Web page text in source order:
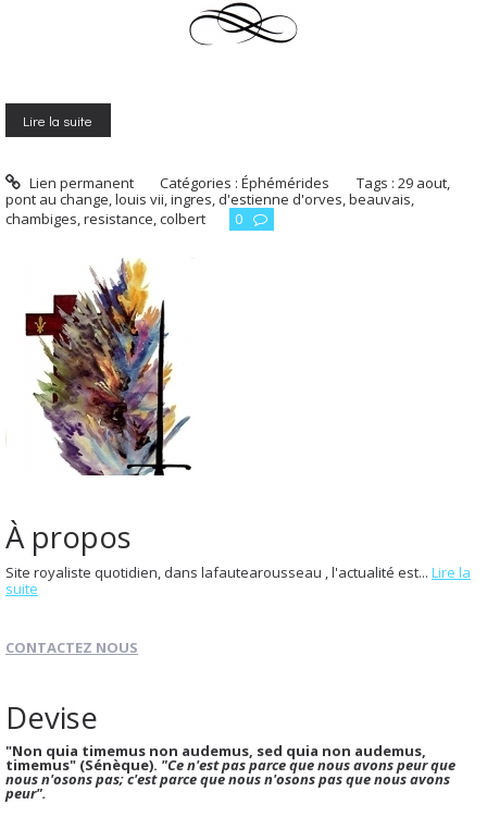
Lire la suite
Lien permanent Catégories :Éphémérides Tags :29 aout,
pont au change,louis vii,ingres, d'estienne d'orves,beauvais,
chambiges,resistance,colbert 0
À propos
Site royaliste quotidien, dans lafautearousseau , l'actualité est... Lire la
suite
CONTACTEZ NOUS
Devise
"Non quia timemus non audemus, sed quia non audemus,
timemus" (Sénèque). "Ce n'est pas parce que nous avons peur que
nous n'osons pas; c'est parce que nous n'osons pas que nous avons
peur".